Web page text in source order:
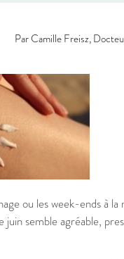
ParCamille Freisz,
ou les week-ends à la
semble agréable,